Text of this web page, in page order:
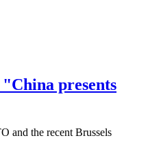
presents
and the recent Brussels